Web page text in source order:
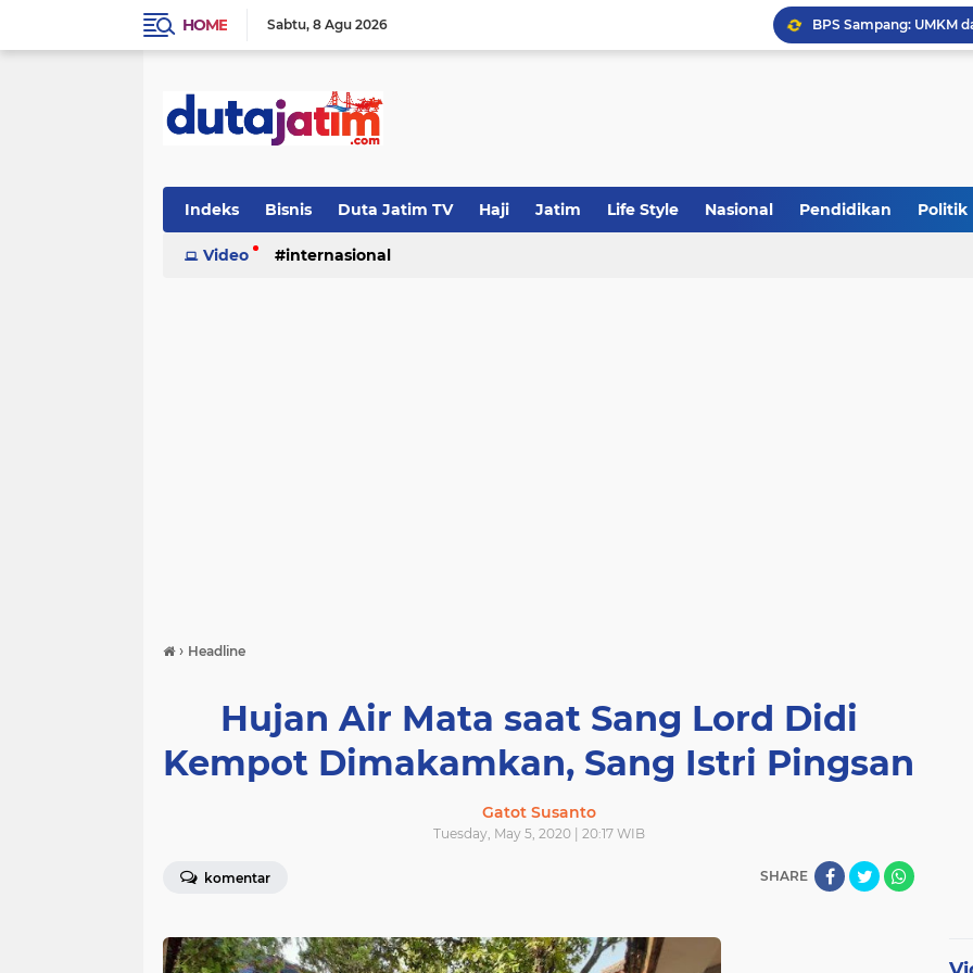
HOME Sabtu 8 Agu 2026
Khutbah Jumat:
Indeks Bisnis Duta Jatim TV Haji Jatim Life Style Nasional Pendidikan Politik
Video internasional
› Headline
Hujan Air Mata saat Sang Lord Didi
Kempot Dimakamkan, Sang Istri Pingsan
Gatot Susanto
Tuesday, May 5, 2020 | 20:17 WIB
komentar SHARE